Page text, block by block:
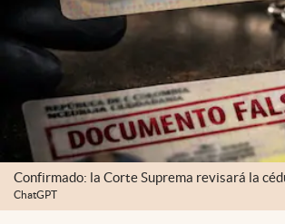
Confirmado: la Corte Suprema revisará la
ChatGPT